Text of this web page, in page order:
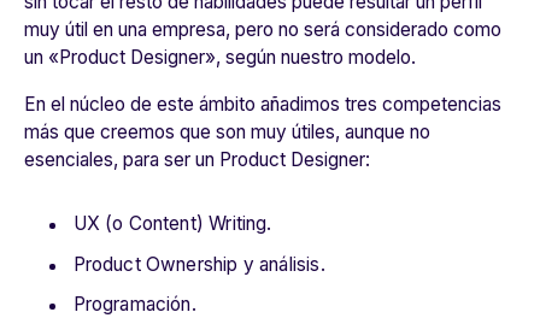
muy útil en una empresa, pero no será considerado como
un «Product Designer», según nuestro modelo.
En el núcleo de este ámbito añadimos tres competencias
más que creemos que son muy útiles, aunque no
esenciales, para ser un Product Designer:
UX (o Content) Writing.
Product Ownership y análisis.
Programación.